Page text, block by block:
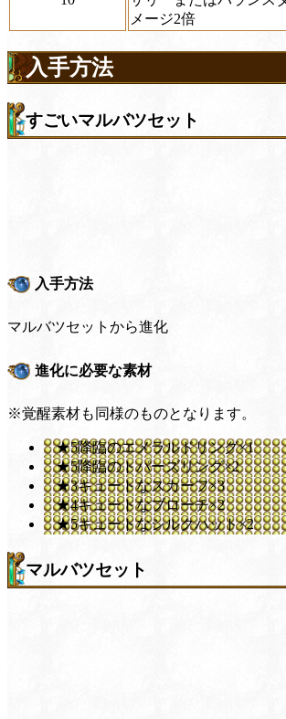
メージ2倍
入手方法
すごいマルバツセット
入手方法
マルバツセットから進化
進化に必要な素材
※覚醒素材も同様のものとなります。
★5降臨のエメラルドリング×1
★5降臨のトパーズリング×2
★3キュートなスカーフ×3
★4キュートなブローチ×2
★5キュートなシルクハット×2
マルバツセット